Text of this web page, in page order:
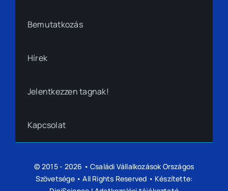
Bemutatkozás
Hírek
Jelentkezzen tagnak!
Kapcsolat
© 2015 - 2026 •Családi Vállalkozások Országos
Szövetsége• All Rights Reserved • Készítette: